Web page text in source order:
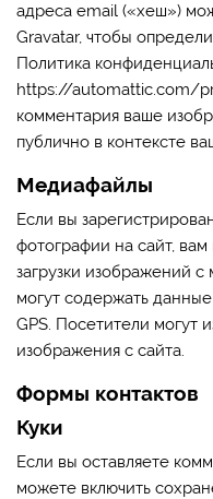
адреса email («хеш»)
Gravatar, чтобы
Политика
https://automattic.com/
комментария ваше
публично в контексте
Медиафайлы
Если вы
фотографии на сайт,
загрузки изображений с
могут содержать
GPS. Посетители могут
изображения с сайта.
Формы контактов
Куки
Если вы оставляете
можете включить